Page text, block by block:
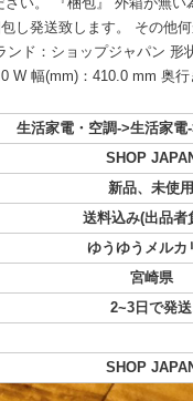
ざいます。 こちらは開
伴うスレ、キズ、汚れ
た、神経質な方や完品
ツインシェフ 自動調理
ださい。 『梱包』 外
梱包し発送致します。
ブランド：ショップジャ
W 幅(mm)：410.0
生活家電・空調->
新品
送料込み
ゆうゆ